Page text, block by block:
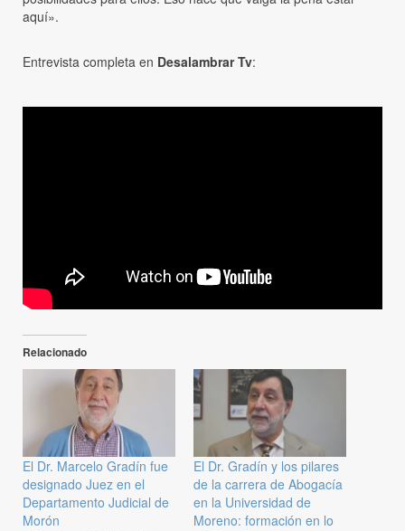
aquí».
Entrevista completa en Desalambrar Tv:
Relacionado
El Dr. Marcelo Gradín fue
designado Juez en el
Departamento Judicial de
Morón
El Dr. Gradín y los pilares
de la carrera de Abogacía
en la Universidad de
Moreno: formación en lo